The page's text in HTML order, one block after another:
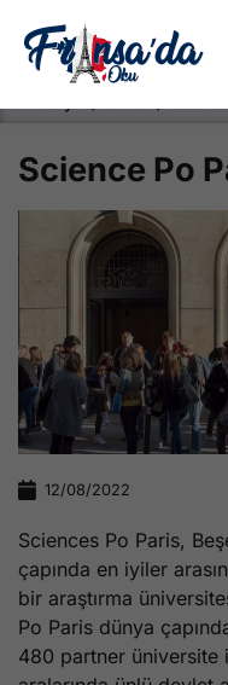
Science Po
12/08/2022
Sciences Po Paris,
çapında en iyiler
bir araştırma
Po Paris dünya
480 partner üniversite